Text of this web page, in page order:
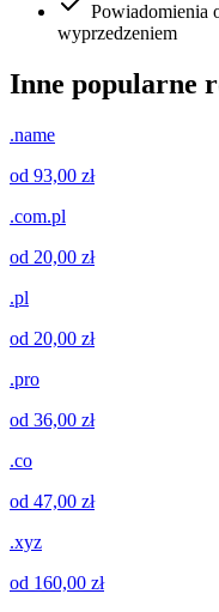
Powiadomienia
wyprzedzeniem
Inne popularne
.name
od 93,00 zł
.com.pl
od 20,00 zł
.pl
od 20,00 zł
.pro
od 36,00 zł
.co
od 47,00 zł
.xyz
od 160,00 zł